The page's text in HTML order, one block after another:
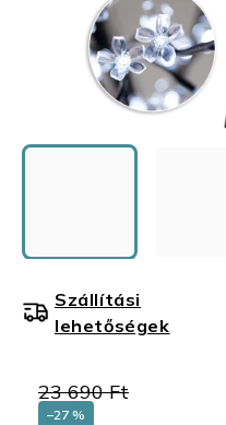
23 690 Ft
–27 %
Szállítási
lehetőségek